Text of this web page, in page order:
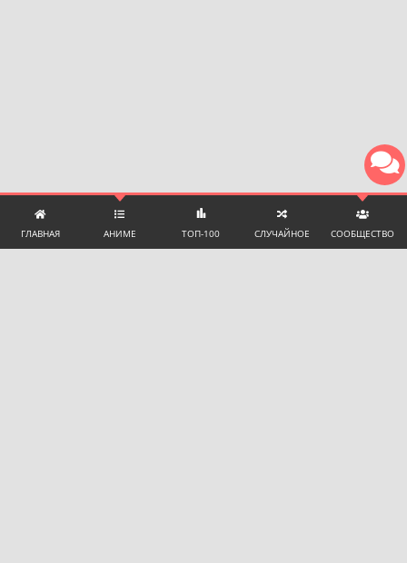
ГЛАВНАЯ АНИМЕ ТОП-100 СЛУЧАЙНОЕ СООБЩЕСТВО